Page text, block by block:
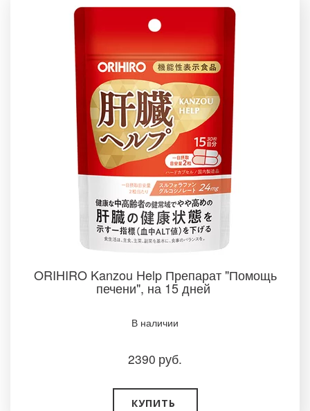
ORIHIRO Kanzou Help Препарат "Помощь
печени", на 15 дней
В наличии
2390 руб.
КУПИТЬ